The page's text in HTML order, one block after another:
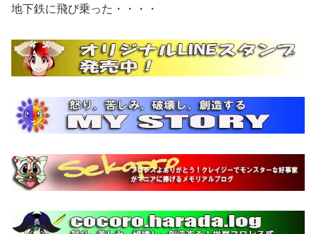
地下鉄に飛び乗った・・・・